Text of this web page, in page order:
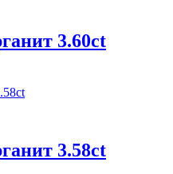
3.60ct
3.58ct